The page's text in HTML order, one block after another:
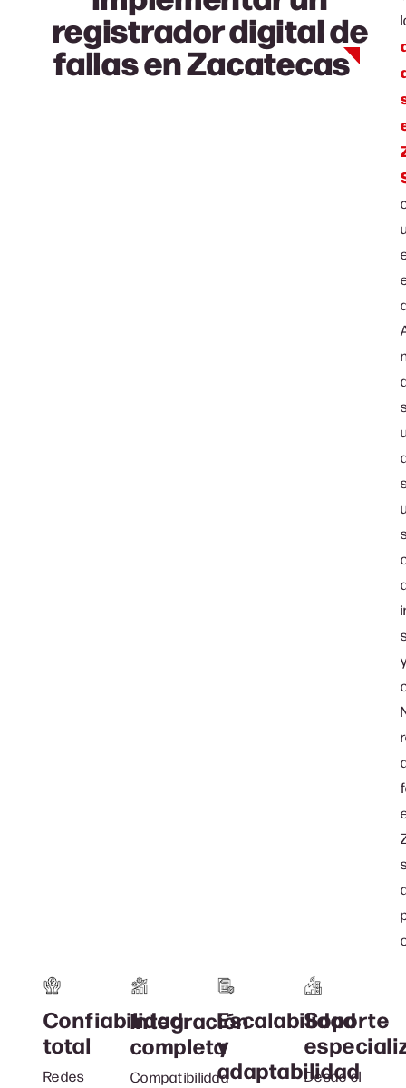
registrador digital de
fallas enZacatecas
Confiabilidad
total
Redes
Integración
completa
Compatibilidad
Escalabilidad
y
adaptabilidad
Soporte
Desde el